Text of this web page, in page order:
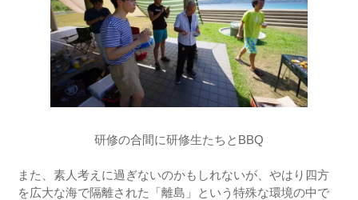
研修の合間に研修生たちとBBQ
また、素人考えに過ぎないのかもしれないが、やはり四方
を広大な海で隔離された「離島」という特殊な環境の中で